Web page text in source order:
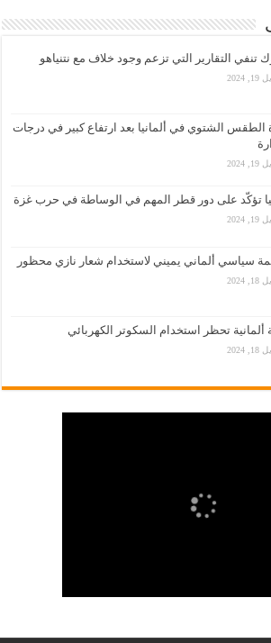
تنفي التقارير التي تزعم وجود خلاف مع نتنياهو
2024
الطقس الشتوي في ألمانيا بعد ارتفاع كبير في درجات
2024
تؤكّد على دور قطر المهم في الوساطة في حرب غزة
2024
سياسي ألماني يميني لاستخدام شعار نازي محظور
2024
ألمانية تحظر استخدام السكوتر الكهربائي
2024